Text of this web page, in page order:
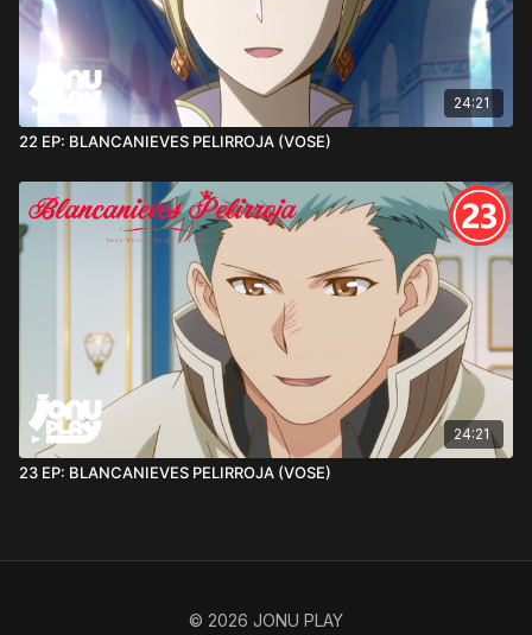
24:21
22 EP: BLANCANIEVES PELIRROJA (VOSE)
24:21
23 EP: BLANCANIEVES PELIRROJA (VOSE)
© 2026 JONU PLAY